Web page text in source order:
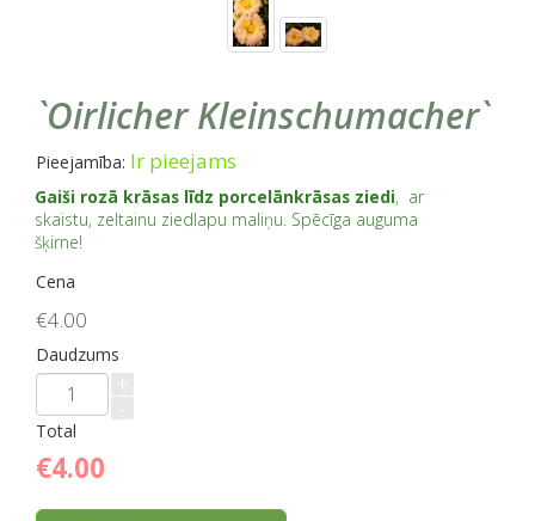
`Oirlicher Kleinschumacher`
Pieejamība: Ir pieejams
Gaiši rozā krāsas līdz porcelānkrāsas ziedi, ar
skaistu, zeltainu ziedlapu maliņu. Spēcīga auguma
šķirne!
Cena
€4.00
Daudzums
Total
€4.00